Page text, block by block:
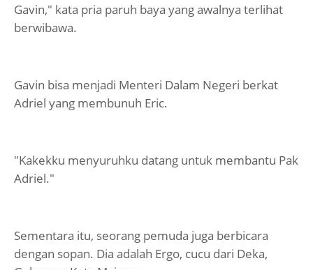
Gavin," kata pria paruh baya yang awalnya terlihat
berwibawa.
Gavin bisa menjadi Menteri Dalam Negeri berkat
Adriel yang membunuh Eric.
"Kakekku menyuruhku datang untuk membantu Pak
Adriel."
Sementara itu, seorang pemuda juga berbicara
dengan sopan. Dia adalah Ergo, cucu dari Deka,